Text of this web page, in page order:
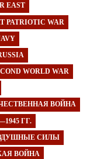
EAST
PATRIOTIC WAR
WORLD WAR
ВОЙНА
ГГ.
СИЛЫ
ВОЙНА